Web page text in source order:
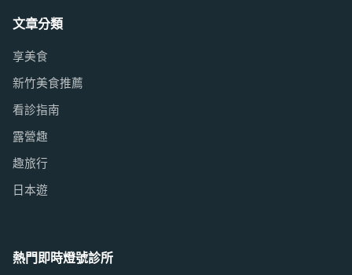
文章分類
享美食
新竹美食推薦
看診指南
露營趣
趣旅行
日本遊
熱門即時燈號診所